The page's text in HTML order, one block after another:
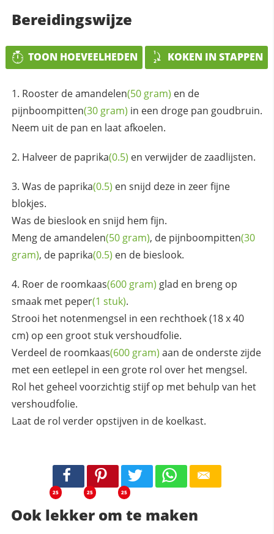
Bereidingswijze
TOON HOEVEELHEDEN KOKEN IN STAPPEN
Rooster deamandelen(50 gram) en de
pijnboompitten(30 gram) in een droge pan goudbruin.
Neem uit de pan en laat afkoelen.
Halveer de paprika(0.5) en verwijder de zaadlijsten.
Was de paprika(0.5) en snijd deze in zeer fijne
blokjes.
Was de bieslook en snijd hem fijn.
Meng deamandelen(50 gram), de pijnboompitten(30
gram), de paprika(0.5) en de bieslook.
Roer de roomkaas(600 gram) glad en breng op
smaak met peper(1 stuk).
Strooi het notenmengsel in een rechthoek (18 x 40
cm) op een groot stuk vershoudfolie.
Verdeel de roomkaas(600 gram) aan de onderste zijde
met een eetlepel in een grote rol over het mengsel.
Rol het geheel voorzichtig stijf op met behulp van het
vershoudfolie.
Laat de rol verder opstijven in de koelkast.
25 25 25
Ook lekker om te maken